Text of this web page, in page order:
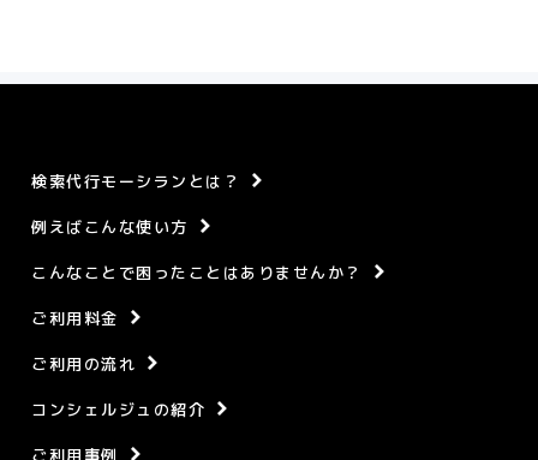
検索代行モーシランとは？
例えばこんな使い方
こんなことで困ったことはありませんか？
ご利用料金
ご利用の流れ
コンシェルジュの紹介
ご利用事例